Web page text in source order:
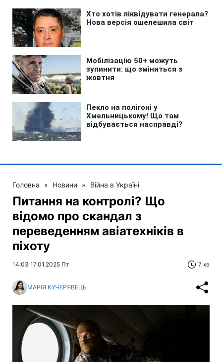
Головна » Новини » Війна в Україні
Питання на контролі? Що
відомо про скандал з
переведенням авіатехніків в
піхоту
14:03 17.01.2025 Пт 7 хв
МАРІЯ КУЧЕРЯВЕЦЬ